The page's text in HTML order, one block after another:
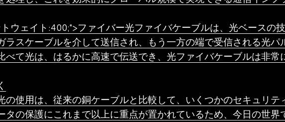
ウェイト:400;">ファイバー光ファイバケーブルは、光ベースの
ラスケーブルを介して送信され、もう一方の端で受信される光パ
べて光は、はるかに高速で伝送でき、光ファイバケーブルは非常
の使用は、従来の銅ケーブルと比較して、いくつかのセキュリテ
タの保護にこれまで以上に重点が置かれているため、今日の世界